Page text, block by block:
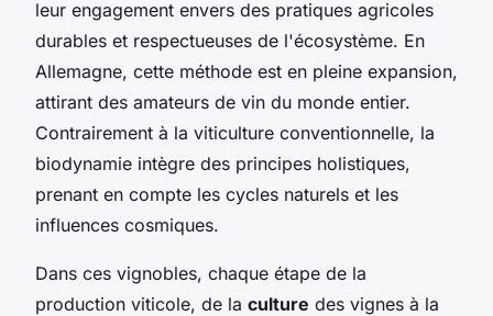
leur engagement envers des pratiques agricoles
durables et respectueuses de l'écosystème. En
Allemagne, cette méthode est en pleine expansion,
attirant des amateurs de vin du monde entier.
Contrairement à la viticulture conventionnelle, la
biodynamie intègre des principes holistiques,
prenant en compte les cycles naturels et les
influences cosmiques.
Dans ces vignobles, chaque étape de la
production viticole, de la culture des vignes à la